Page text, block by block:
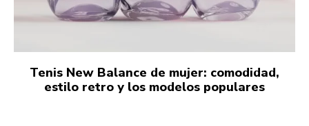
Tenis New Balance de mujer: comodidad,
estilo retro y los modelos populares